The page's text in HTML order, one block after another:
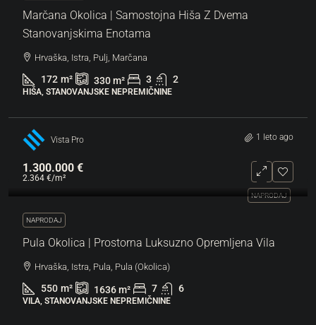
Marčana Okolica | Samostojna Hiša Z Dvema
Stanovanjskima Enotama
Hrvaška, Istra, Pulj, Marčana
172 m² 330m² 3 2
HIŠA, STANOVANJSKE NEPREMIČNINE
Vista Pro 1 leto ago
NAPRODAJ
1.300.000 €
2.364 €/m²
NAPRODAJ
Pula Okolica | Prostorna Luksuzno Opremljena Vila
Hrvaška, Istra, Pula, Pula (Okolica)
550 m² 1636m² 7 6
VILA, STANOVANJSKE NEPREMIČNINE